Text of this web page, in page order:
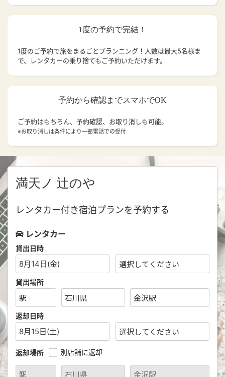
1度の予約で完結！
1度のご予約で旅をまるごとプランニング！人数は最大5名様ま
で、レンタカーの乗り捨てもご予約いただけます。
予約から確認までスマホでOK
ご予約はもちろん、予約確認、お取り消しも可能。
※お取り消しは条件により一部電話での受付
満天ノ 辻のや
レンタカー付き宿泊プランを予約する
レンタカー
貸出日時
8月14日(金)
貸出場所
返却日時
8月15日(土)
返却場所 別店舗に返却